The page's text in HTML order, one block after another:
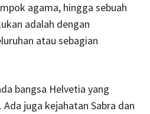
agama, hingga sebuah
adalah dengan
atau sebagian
bangsa Helvetia yang
juga kejahatan Sabra dan